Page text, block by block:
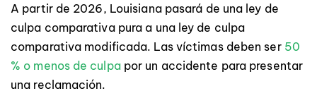
A partir de 2026, Louisiana pasará de una ley de
culpa comparativa pura a una ley de culpa
comparativa modificada. Las víctimas deben ser 50
% o menos de culpapor un accidente para presentar
una reclamación.